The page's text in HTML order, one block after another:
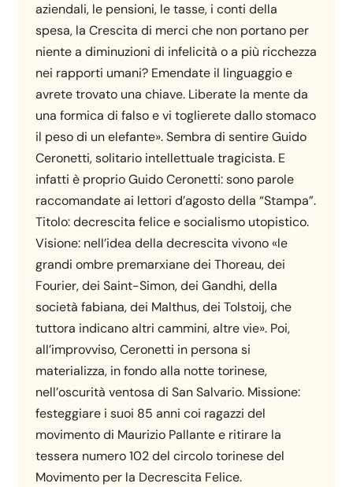
aziendali, le pensioni, le tasse, i conti della
spesa, la Crescita di merci che non portano per
niente a diminuzioni di infelicità o a più ricchezza
nei rapporti umani? Emendate il linguaggio e
avrete trovato una chiave. Liberate la mente da
una formica di falso e vi toglierete dallo stomaco
il peso di un elefante». Sembra di sentire Guido
Ceronetti, solitario intellettuale tragicista. E
infatti è proprio Guido Ceronetti: sono parole
raccomandate ai lettori d’agosto della “Stampa”.
Titolo: decrescita felice e socialismo utopistico.
Visione: nell’idea della decrescita vivono «le
grandi ombre premarxiane dei Thoreau, dei
Fourier, dei Saint-Simon, dei Gandhi, della
società fabiana, dei Malthus, dei Tolstoij, che
tuttora indicano altri cammini, altre vie». Poi,
all’improvviso, Ceronetti in persona si
materializza, in fondo alla notte torinese,
nell’oscurità ventosa di San Salvario. Missione:
festeggiare i suoi 85 anni coi ragazzi del
movimento di Maurizio Pallante e ritirare la
tessera numero 102 del circolo torinese del
Movimento per la Decrescita Felice.